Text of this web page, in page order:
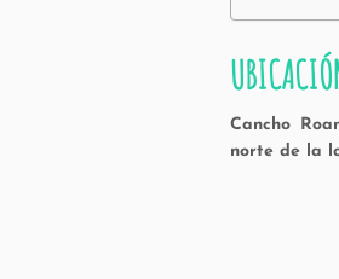
Cancho
norte de la